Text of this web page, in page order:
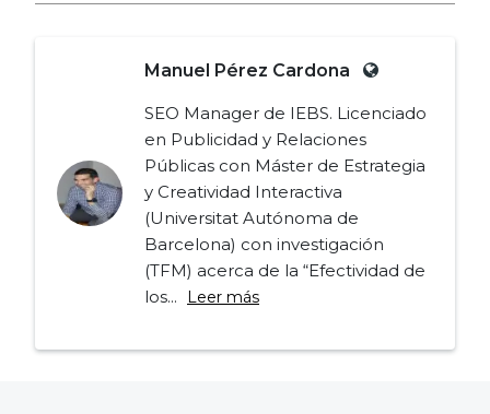
Manuel Pérez Cardona
SEO Manager de IEBS. Licenciado
en Publicidad y Relaciones
Públicas con Máster de Estrategia
y Creatividad Interactiva
(Universitat Autónoma de
Barcelona) con investigación
(TFM) acerca de la “Efectividad de
los...
Leer más